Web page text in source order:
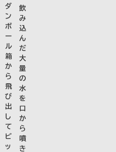
ダ
ン
ボ
ー
ル
箱
か
ら
飛
び
出
し
て
ビ
ッ
飲
み
込
ん
だ
大
量
の
水
を
口
か
ら
噴
き